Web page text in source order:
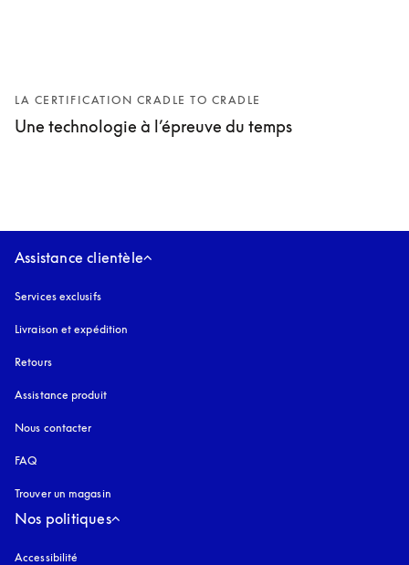
LA CERTIFICATION CRADLE TO CRADLE
Une technologie à l’épreuve du temps
Assistance clientèle
Services exclusifs
Livraison et expédition
Retours
Assistance produit
Nous contacter
FAQ
Trouver un magasin
Nos politiques
Accessibilité